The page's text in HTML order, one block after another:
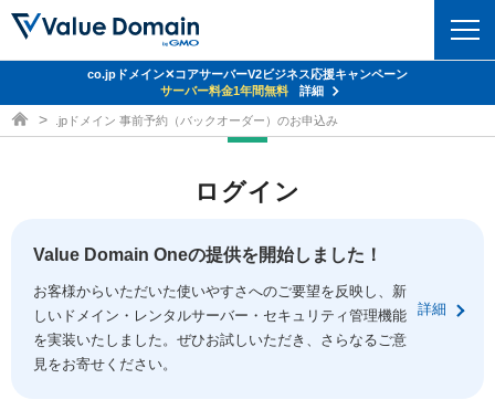
ドメイントップ
ドメイン移管
ドメイン価格一覧
ドメイン一括検索
コアサーバー
バリューサーバー
XREA
セキュリティトップ
Value Domain ネットde診断
SSL証明書
サービストップ
お得意様割引
facebook
co.jpドメイン✕コアサーバーV2ビジネス応援キャンペーン
サーバー料金1年間無料
詳細
ドメイン取得ならバリュードメイン
.jpドメイン 事前予約（バックオーダー）のお申込み
ログイン
Value Domain Oneの提供を開始しました！
お客様からいただいた使いやすさへのご要望を反映し、新
しいドメイン・レンタルサーバー・セキュリティ管理機能
を実装いたしました。ぜひお試しいただき、さらなるご意
見をお寄せください。
詳細